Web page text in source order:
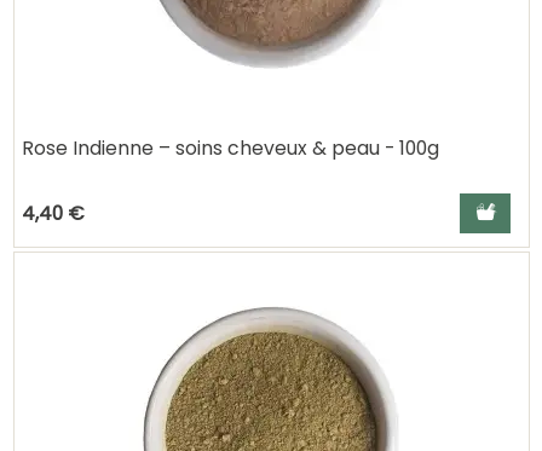
Rose Indienne – soins cheveux & peau - 100g
4,40 € Ajouter